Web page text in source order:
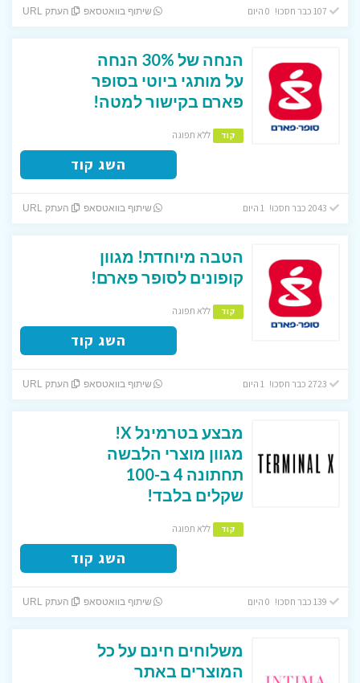
שיתוף בוואטסאפ העתק URL
הנחה של 30% הנחה
על מותגי ביוטי בסופר
פארם בקישור למטה!
קוד ללא תפוגה
השג קוד
שיתוף בוואטסאפ העתק URL
הטבה מיוחדת! מגוון
קופונים לסופר פארם!
קוד ללא תפוגה
השג קוד
שיתוף בוואטסאפ העתק URL
מבצע בטרמינל X!
מגוון מוצרי הלבשה
תחתונה 4 ב-100
שקלים בלבד!
קוד ללא תפוגה
השג קוד
שיתוף בוואטסאפ העתק URL
משלוחים חינם על כל
המוצרים באתר